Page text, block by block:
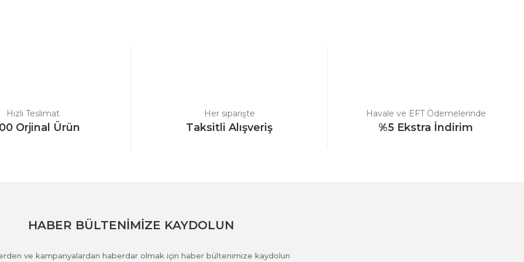
Hızlı Teslimat
Orjinal Ürün
Her siparişte
Taksitli Alışveriş
Havale ve EFT Ödemelerinde
%5 Ekstra İndirim
HABER BÜLTENİMİZE KAYDOLUN
ve kampanyalardan haberdar olmak için haber bültenimize kaydolun